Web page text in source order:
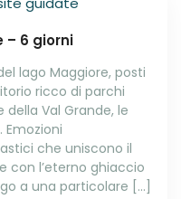
– 6 giorni
lago Maggiore, posti
ricco di parchi
Val Grande, le
Emozioni
che uniscono il
con l’eterno ghiaccio
a una particolare […]